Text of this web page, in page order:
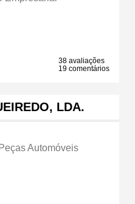
38 avaliações
19 comentários
LDA.
Automóveis